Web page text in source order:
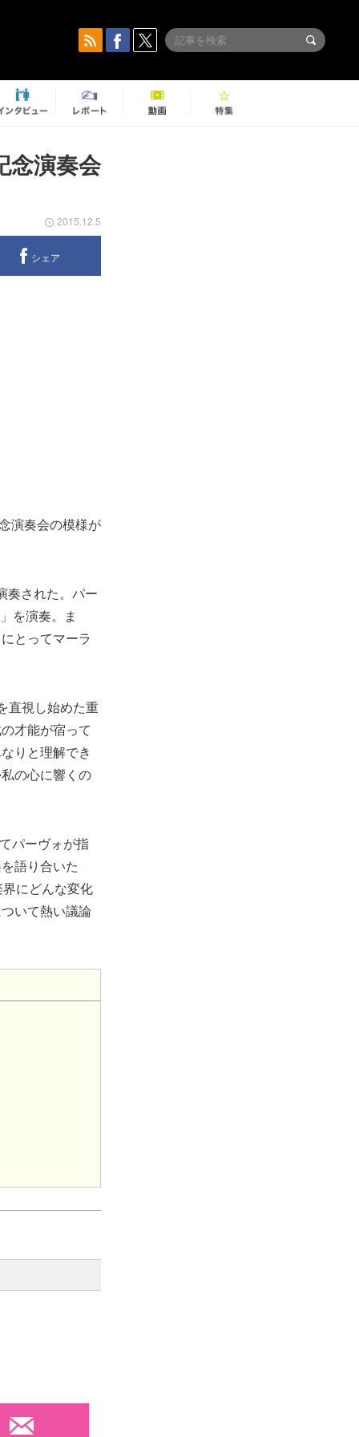
念演奏会
2015.12.5
シェア
演奏会の模様が
奏された。パー
を演奏。ま
とってマーラ
直視し始めた重
才能が宿って
りと理解でき
の心に響くの
パーヴォが指
語り合いた
にどんな変化
いて熱い議論